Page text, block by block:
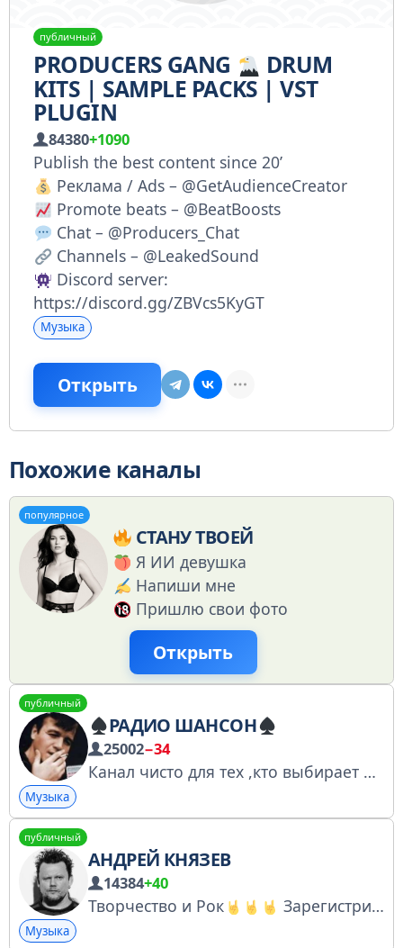
публичный
PRODUCERS GANG
DRUM
KITS | SAMPLE PACKS | VST
PLUGIN
84380+1090
Publish the best content since 20’
Реклама / Ads – @GetAudienceCreator
Promote beats – @BeatBoosts
Chat – @Producers_Chat
Channels – @LeakedSound
Discord server:
https://discord.gg/ZBVcs5KyGT
Музыка
Открыть
Похожие каналы
популярное
СТАНУ ТВОЕЙ
Я ИИ девушка
Напиши мне
Пришлю свои фото
Открыть
публичный
РАДИО ШАНСОН
25002−34
Канал чисто для тех ,кто выбирает правильную тему
Музыка
публичный
АНДРЕЙ КНЯЗЕВ
14384+40
Творчество и Рок Зарегистрированный канал: https://knd.gov.ru/license?id=678680ba96de59064dd16c21&registryType=bloggersPermission
Музыка